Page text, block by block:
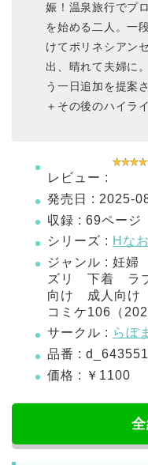
娠！温泉旅行でプ
を始める二人。一
けてポリネシアン
出、晴れて夫婦に
う一日追加を提案
＋その後のハイラ
レビュー :
発売日 : 2025-
収録 : 69ページ
シリーズ : Hな
ジャンル : 妊
ズリ 下着 ラ
向け 成人向
コミケ106（
サークル : らぼ
品番 : d_643551
価格 : ￥1100